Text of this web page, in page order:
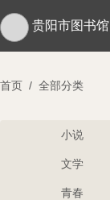
贵阳市图书馆
首页 / 全部分类
小说
文学
青春